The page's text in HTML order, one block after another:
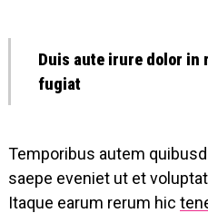
Duis aute irure dolor in
fugiat
Temporibus autem
saepe eveniet ut et
Itaque earum rerum hic